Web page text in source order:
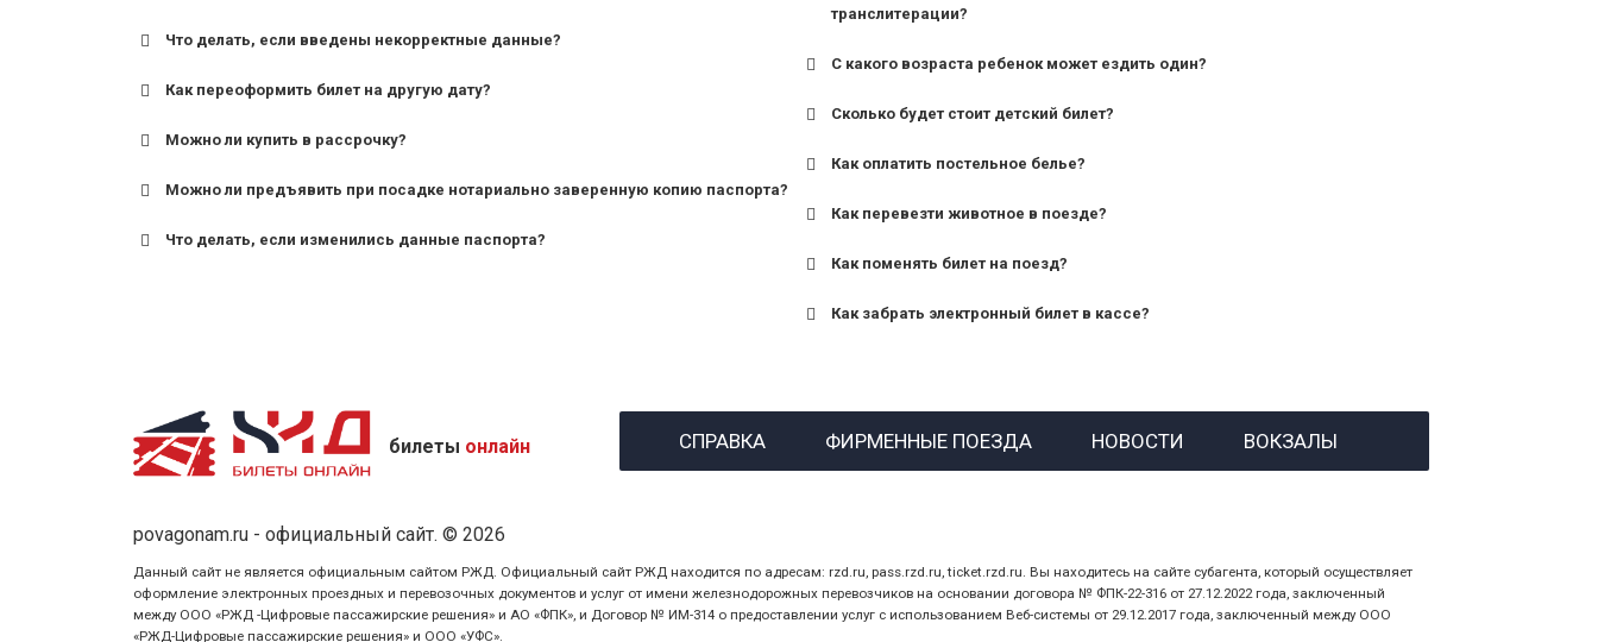
Что делать, если введены некорректные данные?
Как переоформить билет на другую дату?
Можно ли купить в рассрочку?
Можно ли предъявить при посадке нотариально заверенную копию паспорта?
Что делать, если изменились данные паспорта?
транслитерации?
С какого возраста ребенок может ездить один?
для поездов дальнего следования — от 10 лет и старше;
Сколько будет стоит детский билет?
Как оплатить постельное белье?
Как перевезти животное в поезде?
Как поменять билет на поезд?
Как забрать электронный билет в кассе?
назвав кассиру 14-значный номер заказа;
билеты онлайн СПРАВКА ФИРМЕННЫЕ ПОЕЗДА НОВОСТИ ВОКЗАЛЫ
povagonam.ru - официальный сайт. © 2026
Данный сайт не является официальным сайтом РЖД. Официальный сайт РЖД находится по адресам: rzd.ru, pass.rzd.ru, ticket.rzd.ru. Вы находитесь на сайте субагента, который осуществляет
оформление электронных проездных и перевозочных документов и услуг от имени железнодорожных перевозчиков на основании договора № ФПК-22-316 от 27.12.2022 года, заключенный
между ООО «РЖД -Цифровые пассажирские решения» и АО «ФПК», и Договор № ИМ-314 о предоставлении услуг с использованием Веб-системы от 29.12.2017 года, заключенный между ООО
«РЖД-Цифровые пассажирские решения» и ООО «УФС».